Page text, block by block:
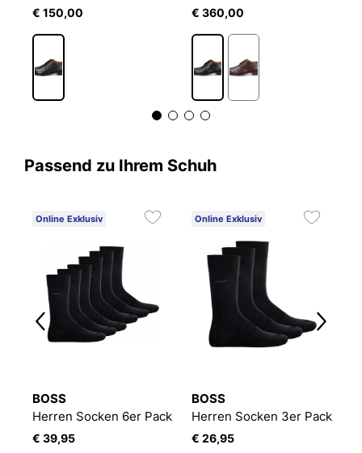
€ 150,00 € 360,00
Passend zu Ihrem Schuh
Online Exklusiv
BOSS
Herren Socken 6er Pack
€ 39,95
Online Exklusiv
BOSS
Herren Socken 3er Pack
€ 26,95